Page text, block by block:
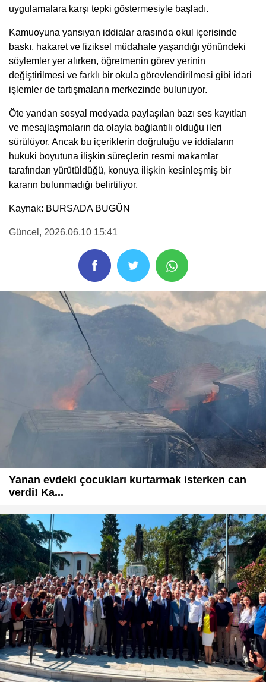
uygulamalara karşı tepki göstermesiyle başladı.
Kamuoyuna yansıyan iddialar arasında okul içerisinde
baskı, hakaret ve fiziksel müdahale yaşandığı yönündeki
söylemler yer alırken, öğretmenin görev yerinin
değiştirilmesi ve farklı bir okula görevlendirilmesi gibi idari
işlemler de tartışmaların merkezinde bulunuyor.
Öte yandan sosyal medyada paylaşılan bazı ses kayıtları
ve mesajlaşmaların da olayla bağlantılı olduğu ileri
sürülüyor. Ancak bu içeriklerin doğruluğu ve iddiaların
hukuki boyutuna ilişkin süreçlerin resmi makamlar
tarafından yürütüldüğü, konuya ilişkin kesinleşmiş bir
kararın bulunmadığı belirtiliyor.
Kaynak: BURSADA BUGÜN
Güncel , 2026.06.10 15:41
Yanan evdeki çocukları kurtarmak isterken can
verdi! Ka...